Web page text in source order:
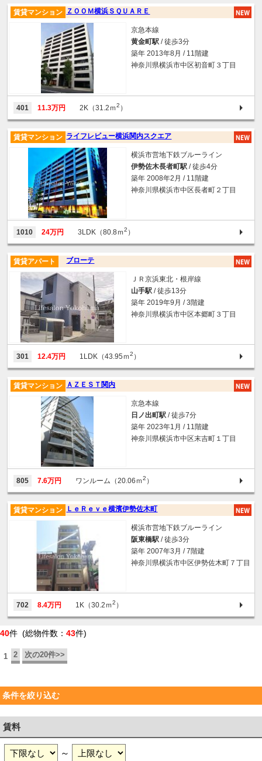
ＺＯＯＭ横浜ＳＱＵＡＲＥ
賃貸マンション
京急本線
黄金町駅 / 徒歩3分
築年 2013年8月 / 11階建
神奈川県横浜市中区初音町３丁目
401 11.3万円 2K（31.2ｍ2 ）
ライフレビュー横浜関内スクエア
賃貸マンション
横浜市営地下鉄ブルーライン
伊勢佐木長者町駅 / 徒歩4分
築年 2008年2月 / 11階建
神奈川県横浜市中区長者町２丁目
1010 24万円 3LDK（80.8ｍ2 ）
ブローテ
賃貸アパート
ＪＲ京浜東北・根岸線
山手駅 / 徒歩13分
築年 2019年9月 / 3階建
神奈川県横浜市中区本郷町３丁目
301 12.4万円 1LDK（43.95ｍ2 ）
ＡＺＥＳＴ関内
賃貸マンション
京急本線
日ノ出町駅 / 徒歩7分
築年 2023年1月 / 11階建
神奈川県横浜市中区末吉町１丁目
805 7.6万円 ワンルーム（20.06ｍ2 ）
ＬｅＲｅｖｅ横濱伊勢佐木町
賃貸マンション
横浜市営地下鉄ブルーライン
阪東橋駅 / 徒歩3分
築年 2007年3月 / 7階建
神奈川県横浜市中区伊勢佐木町７丁目
702 8.4万円 1K（30.2ｍ2 ）
40件 (総物件数： 43件)
1 2 次の20件>>
条件を絞り込む
賃料
～